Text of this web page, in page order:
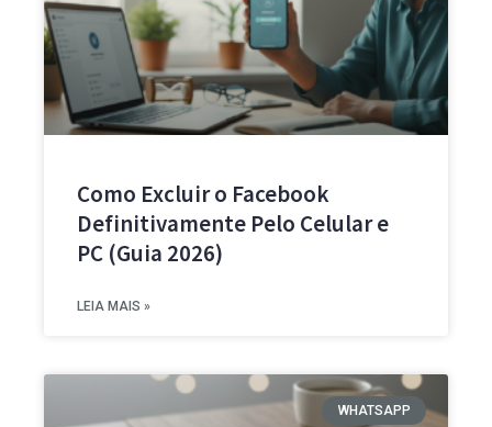
Como Excluir o Facebook
Definitivamente Pelo Celular e
PC (Guia 2026)
LEIA MAIS »
WHATSAPP